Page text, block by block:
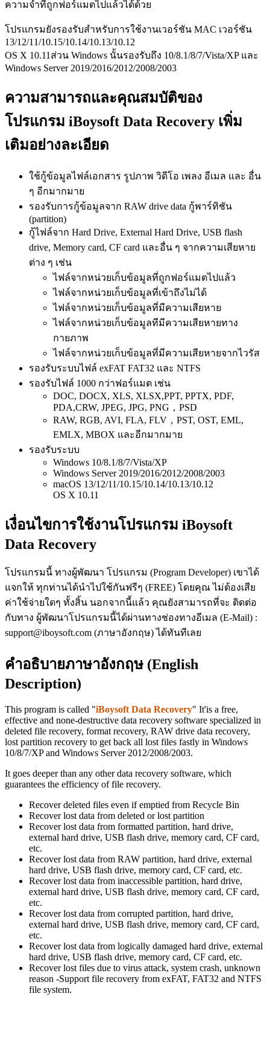
ความจำที่ถูกฟอร์แมตไปแล้วได้ด้วย
โปรแกรมยังรองรับสำหรับการใช้งานเวอร์ชัน MAC เวอร์ชัน
13/12/11/10.15/10.14/10.13/10.12
OS X 10.11ส่วน Windows นั้นรองรับถึง 10/8.1/8/7/Vista/XP และ
Windows Server 2019/2016/2012/2008/2003
ความสามารถและคุณสมบัติของ
โปรแกรม iBoysoft Data Recovery เพิ่ม
เติมอย่างละเอียด
ใช้กู้ข้อมูลไฟล์เอกสาร รูปภาพ วิดีโอ เพลง อีเมล และ อื่น
ๆ อีกมากมาย
รองรับการกู้ข้อมูลจาก RAW drive data กู้พาร์ทิชัน
(partition)
กู้ไฟล์จาก Hard Drive, External Hard Drive, USB flash
drive, Memory card, CF card และอื่น ๆ จากความเสียหาย
ต่าง ๆ เช่น
ไฟล์จากหน่วยเก็บข้อมูลที่ถูกฟอร์แมตไปแล้ว
ไฟล์จากหน่วยเก็บข้อมูลที่เข้าถึงไม่ได้
ไฟล์จากหน่วยเก็บข้อมูลที่มีความเสียหาย
ไฟล์จากหน่วยเก็บข้อมูลทีมีความเสียหายทาง
กายภาพ
ไฟล์จากหน่วยเก็บข้อมูลที่มีความเสียหายจากไวรัส
รองรับระบบไฟล์ exFAT FAT32 และ NTFS
รองรับไฟล์ 1000 กว่าฟอร์แมต เช่น
DOC, DOCX, XLS, XLSX,PPT, PPTX, PDF,
PDA,CRW, JPEG, JPG, PNG，PSD
RAW, RGB, AVI, FLA, FLV，PST, OST, EML,
EMLX, MBOX และอีกมากมาย
รองรับระบบ
Windows 10/8.1/8/7/Vista/XP
Windows Server 2019/2016/2012/2008/2003
macOS 13/12/11/10.15/10.14/10.13/10.12
OS X 10.11
เงื่อนไขการใช้งานโปรแกรม iBoysoft
Data Recovery
โปรแกรมนี้ ทางผู้พัฒนา โปรแกรม (Program Developer) เขาได้
แจกให้ ทุกท่านได้นำไปใช้กันฟรีๆ (FREE) โดยคุณ ไม่ต้องเสีย
ค่าใช้จ่ายใดๆ ทั้งสิ้น นอกจากนี้แล้ว คุณยังสามารถที่จะ ติดต่อ
กับทาง ผู้พัฒนาโปรแกรมนี้ได้ผ่านทางช่องทางอีเมล (E-Mail) :
support@iboysoft.com (ภาษาอังกฤษ) ได้ทันทีเลย
คำอธิบายภาษาอังกฤษ (English
Description)
This program is called "iBoysoft Data Recovery" It'is a free,
effective and none-destructive data recovery software specialized in
deleted file recovery, format recovery, RAW drive data recovery,
lost partition recovery to get back all lost files fastly in Windows
10/8/7/XP and Windows Server 2012/2008/2003.
It goes deeper than any other data recovery software, which
guarantees the efficiency of file recovery.
Recover deleted files even if emptied from Recycle Bin
Recover lost data from deleted or lost partition
Recover lost data from formatted partition, hard drive,
external hard drive, USB flash drive, memory card, CF card,
etc.
Recover lost data from RAW partition, hard drive, external
hard drive, USB flash drive, memory card, CF card, etc.
Recover lost data from inaccessible partition, hard drive,
external hard drive, USB flash drive, memory card, CF card,
etc.
Recover lost data from corrupted partition, hard drive,
external hard drive, USB flash drive, memory card, CF card,
etc.
Recover lost data from logically damaged hard drive, external
hard drive, USB flash drive, memory card, CF card, etc.
Recover lost files due to virus attack, system crash, unknown
reason -Support file recovery from exFAT, FAT32 and NTFS
file system.